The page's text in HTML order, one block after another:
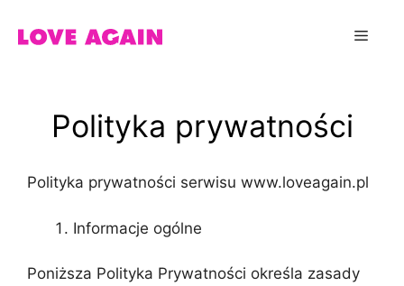
Menu
Polityka prywatności
Polityka prywatności serwisu www.loveagain.pl
Informacje ogólne
Poniższa Polityka Prywatności określa zasady